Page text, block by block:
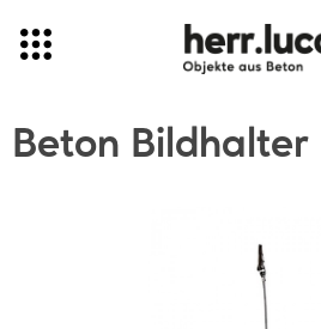
Beton Bildhalter